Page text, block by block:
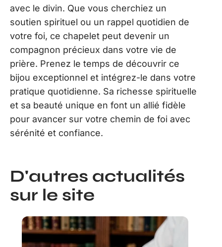
avec le divin. Que vous cherchiez un
soutien spirituel ou un rappel quotidien de
votre foi, ce chapelet peut devenir un
compagnon précieux dans votre vie de
prière. Prenez le temps de découvrir ce
bijou exceptionnel et intégrez-le dans votre
pratique quotidienne. Sa richesse spirituelle
et sa beauté unique en font un allié fidèle
pour avancer sur votre chemin de foi avec
sérénité et confiance.
D'autres actualités
sur le site